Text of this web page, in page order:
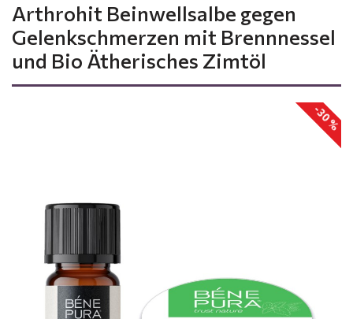
Arthrohit Beinwellsalbe gegen
Gelenkschmerzen mit Brennnessel
und Bio Ätherisches Zimtöl
-30 %